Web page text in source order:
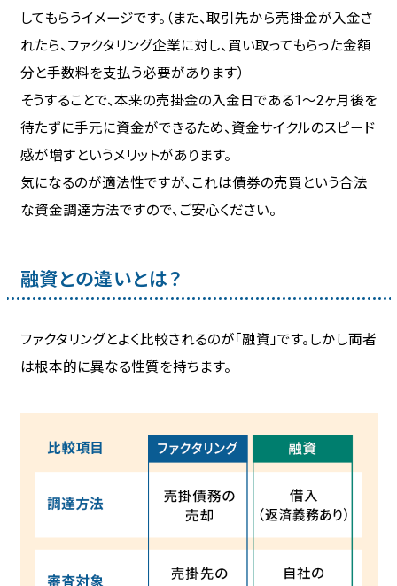
してもらうイメージです。（また、取引先から売掛金が入金さ
れたら、ファクタリング企業に対し、買い取ってもらった金額
分と手数料を支払う必要があります）
そうすることで、本来の売掛金の入金日である1〜2ヶ月後を
待たずに手元に資金ができるため、資金サイクルのスピード
感が増すというメリットがあります。
気になるのが適法性ですが、これは債券の売買という合法
な資金調達方法ですので、ご安心ください。
融資との違いとは？
ファクタリングとよく比較されるのが「融資」です。しかし両者
は根本的に異なる性質を持ちます。